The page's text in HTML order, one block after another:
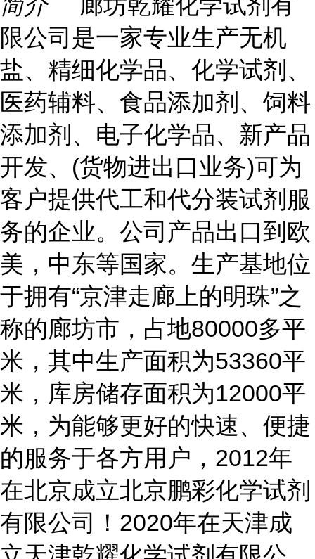
限公司是一家专业生产无机
盐、精细化学品、化学试剂、
医药辅料、食品添加剂、饲料
添加剂、电子化学品、新产品
开发、(货物进出口业务)可为
客户提供代工和代分装试剂服
务的企业。公司产品出口到欧
美，中东等国家。生产基地位
于拥有“京津走廊上的明珠”之
称的廊坊市，占地80000多平
米，其中生产面积为53360平
米，库房储存面积为12000平
米，为能够更好的快速、便捷
的服务于各方用户，2012年
在北京成立北京鹏彩化学试剂
有限公司！2020年在天津成